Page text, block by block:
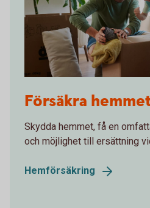
Försäkra
Skydda hemmet, få en
och möjlighet till ersättning
Hemförsäkring